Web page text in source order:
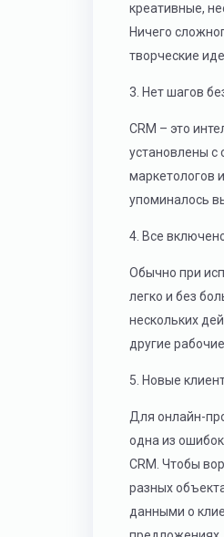
креативные,
Ничего
творческие
3. Нет шагов
CRM – это
установлены с
маркетологов
упоминалось
4. Все
Обычно при
легко и без
нескольких
другие
5. Новые
Для онлайн-
одна из
CRM. Чтобы
разных
данными о